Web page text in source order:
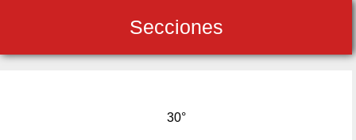
Secciones
30°